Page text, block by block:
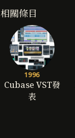
相關條目
1996
Cubase VST發
表